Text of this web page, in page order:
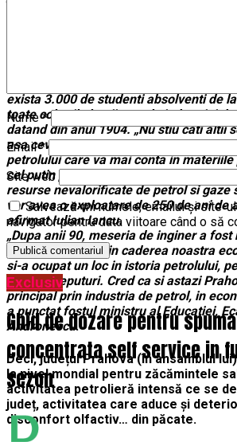
În urmă cu un an s-a remarcat
„Prahova, 2017 – Capitala Mondiala
Cu
inca un jucator semnificativ in
datorita scolii de la Ploiesti,
industrii si servicii din Camera
exista 3.000 de studenti absolventi de
toate colturile lumii, scoala industriei
datand din anul 1904. „Nu stiu cati altii
asa ceva. Suntem un reper in lume
petrolului care va mai conta in
cel putin patru decade din acest
resurse nevalorificate de petrol si gaze
vor avea o exploatare de 250 de ani de
afirmat Iulian Iancu.
„Dupa anii 90, meseria de inginer a
asta s-a reflectat in caderea noastra
si-a ocupat un loc in istoria petrolului,
multe inceputuri. Cred ca si astazi
principal prin industria de petrol, in
a punctat fostul ministru al Educatiei,
Andronescu.
Deci, județul Prahova (în ansamblul
la nivel mondial pentru zăcămintele
activitatea petrolieră intensă ce se
județ, activitatea care aduce și
disconfort olfactiv… din păcate.
Nume*
Email*
Site web
Salvează-mi numele, emailul și site-
navigator pentru data viitoare când o să
Exclusiv
Ghid de dozare pentru
concentrata self service in
sezon